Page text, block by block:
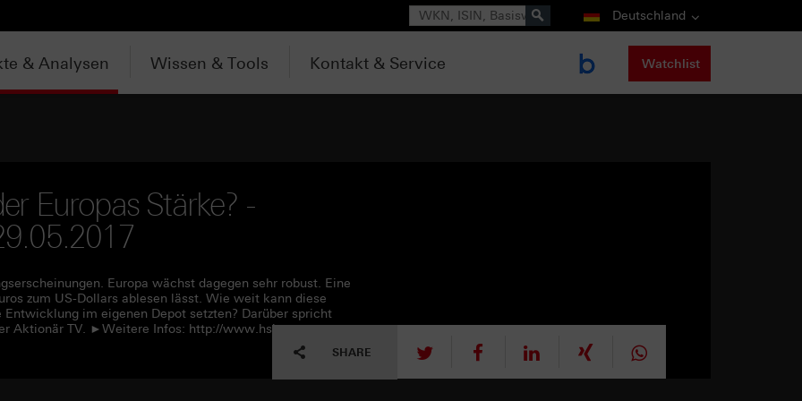
Suche Deutschland
& Analysen Wissen & Tools Kontakt & Service Watchlist
Europas Stärke? -
Europa wächst dagegen sehr robust. Eine
zum US-Dollars ablesen lässt. Wie weit kann diese
im eigenen Depot setzten? Darüber spricht
Aktionär TV. ►Weitere Infos: http://www.hsbc-
SHARE tweet mitteilen